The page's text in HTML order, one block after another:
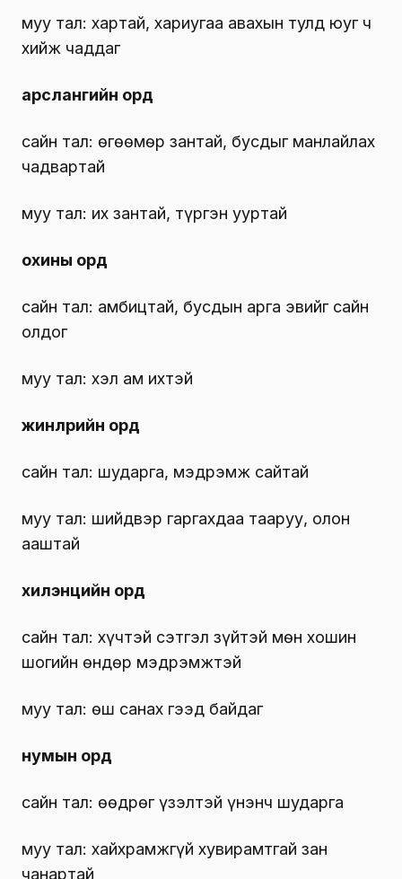
муу тал: хартай, хариугаа авахын тулд юуг ч
хийж чаддаг
арслангийн орд
сайн тал: өгөөмөр зантай, бусдыг манлайлах
чадвартай
муу тал: их зантай, түргэн ууртай
охины орд
сайн тал: амбицтай, бусдын арга эвийг сайн
олдог
муу тал: хэл ам ихтэй
жинлүүрийн орд
сайн тал: шударга, мэдрэмж сайтай
муу тал: шийдвэр гаргахдаа тааруу, олон
ааштай
хилэнцийн орд
сайн тал: хүчтэй сэтгэл зүйтэй мөн хошин
шогийн өндөр мэдрэмжтэй
муу тал: өш санах гээд байдаг
нумын орд
сайн тал: өөдрөг үзэлтэй үнэнч шударга
муу тал: хайхрамжгүй хувирамтгай зан
чанартай